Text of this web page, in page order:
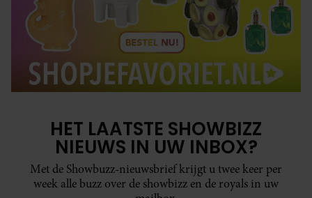
HET LAATSTE SHOWBIZZ
NIEUWS IN UW INBOX?
Met de Showbuzz-nieuwsbrief krijgt u twee keer per
week alle buzz over de showbizz en de royals in uw